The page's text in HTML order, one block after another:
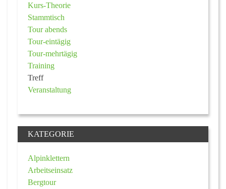
Kurs-Theorie
Stammtisch
Tour abends
Tour-eintägig
Tour-mehrtägig
Training
Treff
Veranstaltung
KATEGORIE
Alpinklettern
Arbeitseinsatz
Bergtour